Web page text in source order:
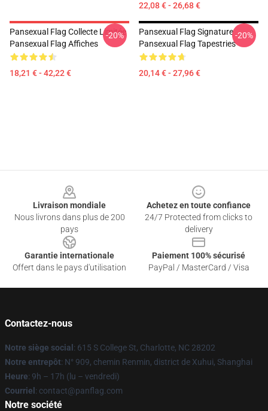
22,08 € - 26,68 €
Pansexual Flag Collecte Limitée
Pansexual Flag Affiches
18,21 € - 42,22 €
-20%
Pansexual Flag Signature
Pansexual Flag Tapestries
20,14 € - 27,96 €
-20%
Livraison mondiale
Nous livrons dans plus de 200
pays
Achetez en toute confiance
24/7 Protected from clicks to
delivery
Garantie internationale
Offert dans le pays d'utilisation
Paiement 100% sécurisé
PayPal / MasterCard / Visa
Contactez-nous
Notre siège social : 615 S College St, Charlotte, NC 28202
Notre entrepôt: N° 909, chemin Renmin, district de Xuhui, Shanghai
Heure: 9h – 17h (lu – vendredi)
Courriel : contact@panflag.com
Notre société